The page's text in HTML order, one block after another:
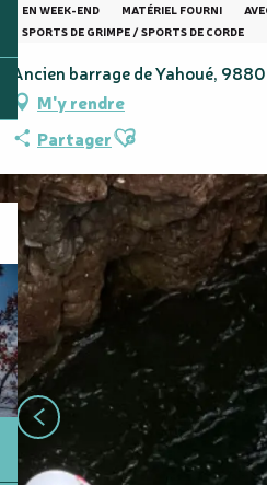
EN WEEK-END
MATÉRIEL FOURNI
SPORTS DE GRIMPE / SPORTS DE CORDE
Ancien barrage de Yahoué,
M'y rendre
PartagerAjouter aux favoris